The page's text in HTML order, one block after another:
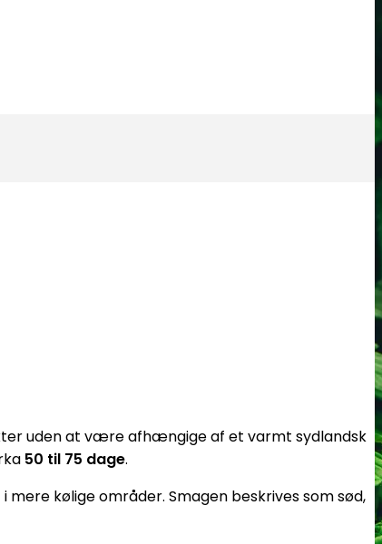
uden at være afhængige af et varmt sydlandsk
50 til 75 dage.
mere kølige områder. Smagen beskrives som sød,